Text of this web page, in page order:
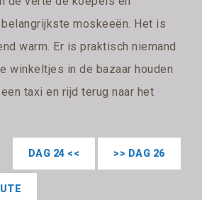
moskeeën. Het is
warm. Er is praktisch niemand
winkeltjes in de bazaar houden
taxi en rijd terug naar het
>> DAG 26
DAG 24 <<